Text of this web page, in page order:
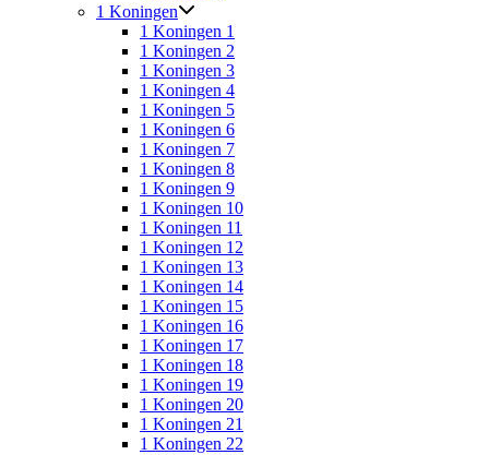
1 Koningen
1 Koningen 1
1 Koningen 2
1 Koningen 3
1 Koningen 4
1 Koningen 5
1 Koningen 6
1 Koningen 7
1 Koningen 8
1 Koningen 9
1 Koningen 10
1 Koningen 11
1 Koningen 12
1 Koningen 13
1 Koningen 14
1 Koningen 15
1 Koningen 16
1 Koningen 17
1 Koningen 18
1 Koningen 19
1 Koningen 20
1 Koningen 21
1 Koningen 22